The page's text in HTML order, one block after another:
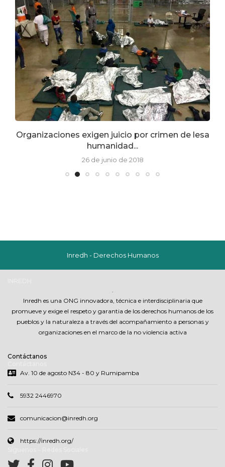
Organizaciones exigen juicio por crimen de lesa
humanidad...
26 de junio de 2018
Inredh - Derechos Humanos
.
Inredh es una ONG innovadora, técnica e interdisciplinaria que
promueve y exige el respeto y garantia de los derechos humanos de los
pueblos y la naturaleza a través del acompañamiento a personas y
organizaciones en el marco de la no violencia activa
Contáctanos
Av. 10 de agosto N34 - 80 y Rumipamba
5932 2446970
comunicacion@inredh.org
https://inredh.org/